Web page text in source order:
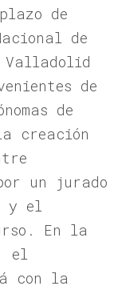
de
de
Valladolid
de
de
creación
un jurado
y el
En la
el
con la